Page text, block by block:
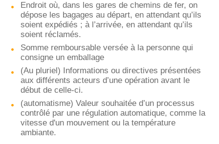
Endroit où, dans les gares de chemins de fer, on
dépose les bagages au départ, en attendant qu’ils
soient expédiés ; à l’arrivée, en attendant qu’ils
soient réclamés.
Somme remboursable versée à la personne qui
consigne un emballage
(Au pluriel) Informations ou directives présentées
aux différents acteurs d’une opération avant le
début de celle-ci.
(automatisme) Valeur souhaitée d’un processus
contrôlé par une régulation automatique, comme la
vitesse d'un mouvement ou la température
ambiante.